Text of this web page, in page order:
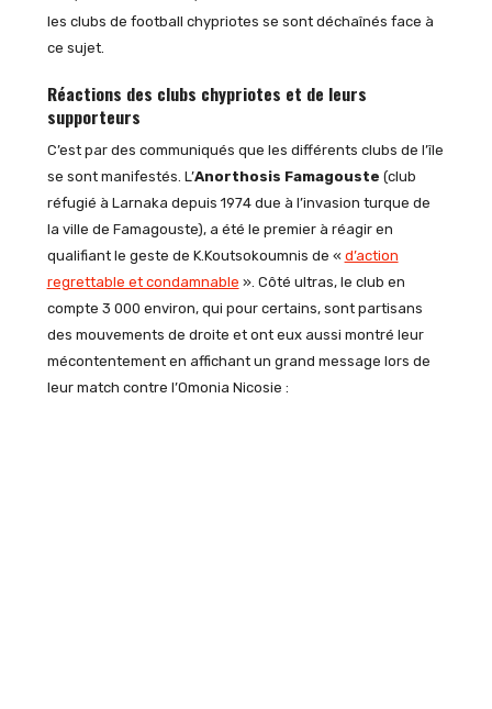
les clubs de football chypriotes se sont déchaînés face à
ce sujet.
Réactions des clubs chypriotes et de leurs
supporteurs
C’est par des communiqués que les différents clubs de l’île
se sont manifestés. L’Anorthosis Famagouste (club
réfugié à Larnaka depuis 1974 due à l’invasion turque de
la ville de Famagouste), a été le premier à réagir en
qualifiant le geste de K.Koutsokoumnis de « d’action
regrettable et condamnable ». Côté ultras, le club en
compte 3 000 environ, qui pour certains, sont partisans
des mouvements de droite et ont eux aussi montré leur
mécontentement en affichant un grand message lors de
leur match contre l’Omonia Nicosie :